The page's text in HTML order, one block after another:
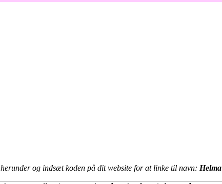
og indsæt koden på dit website for at linke til navn: Helma